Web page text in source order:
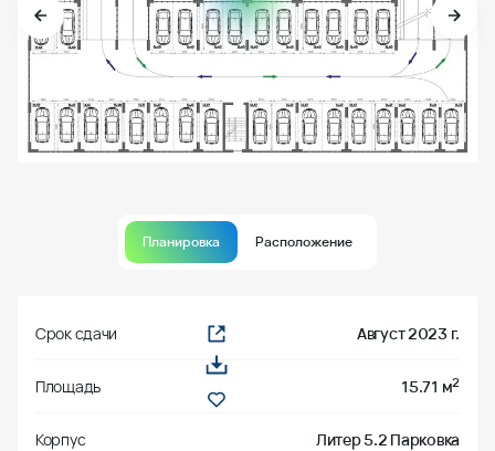
Планировка Расположение
Срок сдачи Август 2023 г.
Площадь 15.71 м2
Корпус Литер 5.2 Парковка